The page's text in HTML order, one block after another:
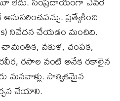
ప్రత్యేకించి
నివేదన చేయడం మంచిది.
వకుళ, చంపక,
రసాల వంటి అనేక రకాలైన
మనవాళ్లు. సాత్వికమైన
చేయాలి.